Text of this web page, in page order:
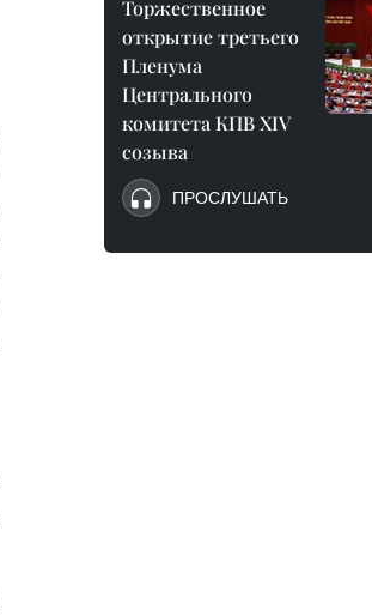
Торжественное
открытие третьего
Пленума
Центрального
комитета КПВ XIV
созыва
ПРОСЛУШАТЬ